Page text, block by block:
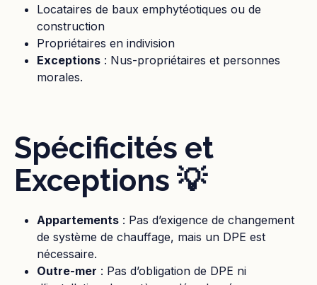
Locataires de baux emphytéotiques ou de
construction
Propriétaires en indivision
Exceptions : Nus-propriétaires et personnes
morales.
Spécificités et
Exceptions 💡
Appartements : Pas d’exigence de changement
de système de chauffage, mais un DPE est
nécessaire.
Outre-mer : Pas d’obligation de DPE ni